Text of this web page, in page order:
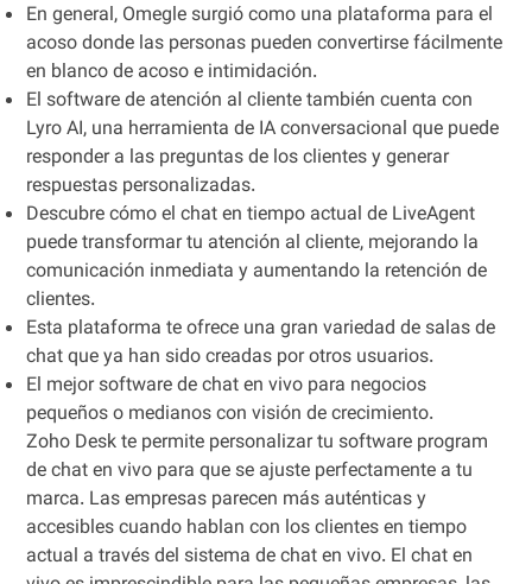
En general, Omegle surgió como una plataforma para el
acoso donde las personas pueden convertirse fácilmente
en blanco de acoso e intimidación.
El software de atención al cliente también cuenta con
Lyro AI, una herramienta de IA conversacional que puede
responder a las preguntas de los clientes y generar
respuestas personalizadas.
Descubre cómo el chat en tiempo actual de LiveAgent
puede transformar tu atención al cliente, mejorando la
comunicación inmediata y aumentando la retención de
clientes.
Esta plataforma te ofrece una gran variedad de salas de
chat que ya han sido creadas por otros usuarios.
El mejor software de chat en vivo para negocios
pequeños o medianos con visión de crecimiento.
Zoho Desk te permite personalizar tu software program
de chat en vivo para que se ajuste perfectamente a tu
marca. Las empresas parecen más auténticas y
accesibles cuando hablan con los clientes en tiempo
actual a través del sistema de chat en vivo. El chat en